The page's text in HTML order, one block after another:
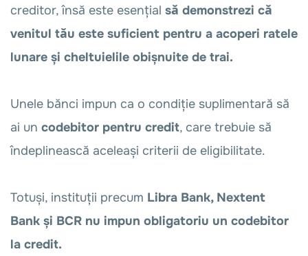
creditor, însă este esențial să demonstrezi că
venitul tău este suficient pentru a acoperi ratele
lunare și cheltuielile obișnuite de trai.
Unele bănci impun ca o condiție suplimentară să
ai un codebitor pentru credit, care trebuie să
îndeplinească aceleași criterii de eligibilitate.
Totuși, instituții precum Libra Bank, Nextent
Bank și BCR nu impun obligatoriu un codebitor
la credit.